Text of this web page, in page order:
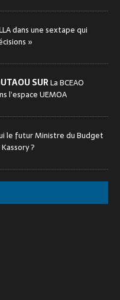
dans une sextape qui
»
SURLa BCEAO
l’espace UEMOA
le futur Ministre du Budget
?